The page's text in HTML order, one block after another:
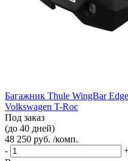
Багажник Thule WingBar
Volkswagen T-Roc
Под заказ
(до 40 дней)
48 250 руб. /комп.
-